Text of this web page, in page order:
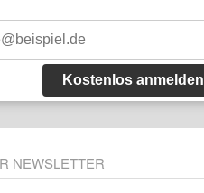
Kostenlos anmelden
NEWSLETTER